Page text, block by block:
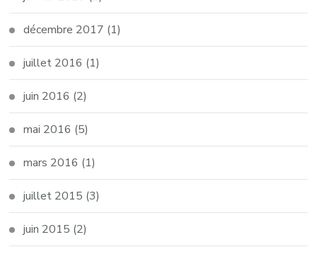
décembre 2017 (1)
juillet 2016 (1)
juin 2016 (2)
mai 2016 (5)
mars 2016 (1)
juillet 2015 (3)
juin 2015 (2)